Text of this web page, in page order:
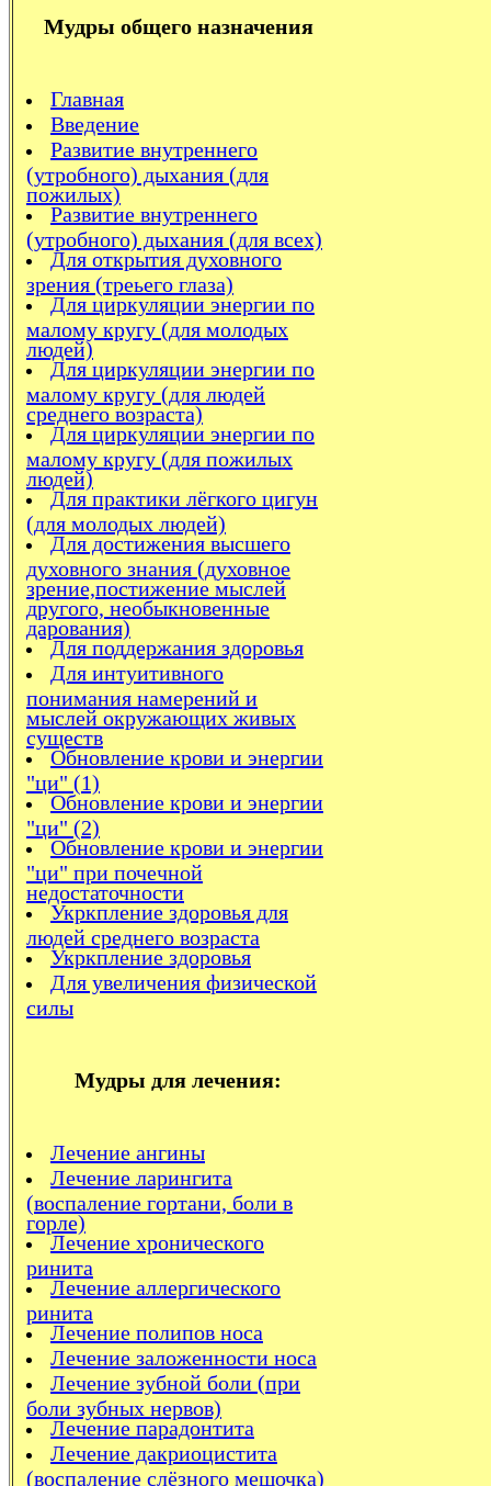
Мудры общего назначения
Главная
Введение
Развитие внутреннего
(утробного) дыхания (для
пожилых)
Развитие внутреннего
(утробного) дыхания (для всех)
Для открытия духовного
зрения (треьего глаза)
Для циркуляции энергии по
малому кругу (для молодых
людей)
Для циркуляции энергии по
малому кругу (для людей
среднего возраста)
Для циркуляции энергии по
малому кругу (для пожилых
людей)
Для практики лёгкого цигун
(для молодых людей)
Для достижения высшего
духовного знания (духовное
зрение,постижение мыслей
другого, необыкновенные
дарования)
Для поддержания здоровья
Для интуитивного
понимания намерений и
мыслей окружающих живых
существ
Обновление крови и энергии
"ци" (1)
Обновление крови и энергии
"ци" (2)
Обновление крови и энергии
"ци" при почечной
недостаточности
Укркпление здоровья для
людей среднего возраста
Укркпление здоровья
Для увеличения физической
силы
Мудры для лечения:
Лечение ангины
Лечение ларингита
(воспаление гортани, боли в
горле)
Лечение хронического
ринита
Лечение аллергического
ринита
Лечение полипов носа
Лечение заложенности носа
Лечение зубной боли (при
боли зубных нервов)
Лечение парадонтита
Лечение дакриоцистита
(воспаление слёзного мешочка)